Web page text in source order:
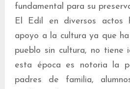
fundamental para su
El Edil en diversos actos
apoyo a la cultura ya que
pueblo sin cultura, no tiene
esta época es notoria la
padres de familia,